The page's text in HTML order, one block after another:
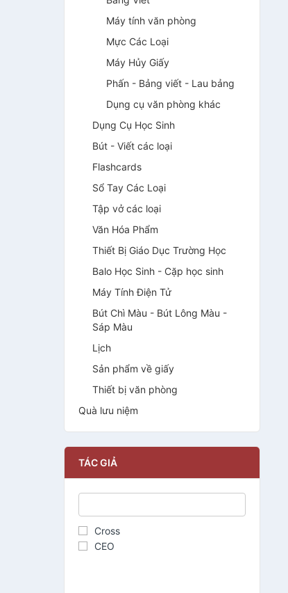
Máy tính văn phòng
Mực Các Loại
Máy Hủy Giấy
Phấn - Bảng viết - Lau bảng
Dụng cụ văn phòng khác
Dụng Cụ Học Sinh
Bút - Viết các loại
Flashcards
Sổ Tay Các Loại
Tập vở các loại
Văn Hóa Phẩm
Thiết Bị Giáo Dục Trường Học
Balo Học Sinh - Cặp học sinh
Máy Tính Điện Tử
Bút Chì Màu - Bút Lông Màu -
Sáp Màu
Lịch
Sản phẩm về giấy
Thiết bị văn phòng
Quà lưu niệm
TÁC GIẢ
Cross
CEO